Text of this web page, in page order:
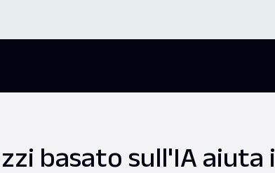
basato sull'IA aiuta i